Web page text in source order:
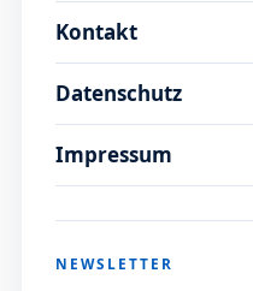
Kontakt
Datenschutz
Impressum
NEWSLETTER